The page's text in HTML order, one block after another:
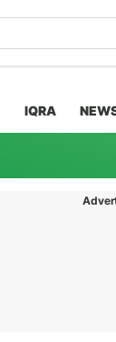
IQRA